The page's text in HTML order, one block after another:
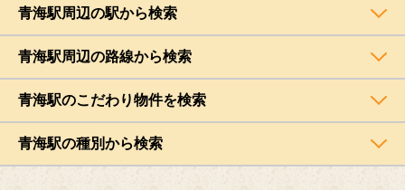
青海駅周辺の駅から検索
青海駅周辺の路線から検索
青海駅のこだわり物件を検索
青海駅の種別から検索